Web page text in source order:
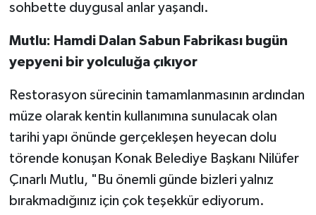
sohbette duygusal anlar yaşandı.
Mutlu: Hamdi Dalan Sabun Fabrikası bugün
yepyeni bir yolculuğa çıkıyor
Restorasyon sürecinin tamamlanmasının ardından
müze olarak kentin kullanımına sunulacak olan
tarihi yapı önünde gerçekleşen heyecan dolu
törende konuşan Konak Belediye Başkanı Nilüfer
Çınarlı Mutlu, "Bu önemli günde bizleri yalnız
bırakmadığınız için çok teşekkür ediyorum.